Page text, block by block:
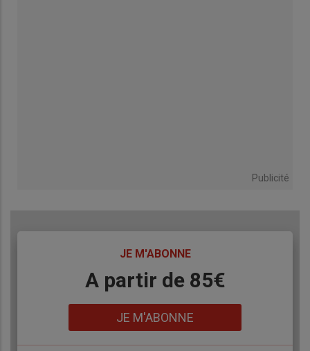
Publicité
JE M'ABONNE
A partir de 85€
JE M'ABONNE